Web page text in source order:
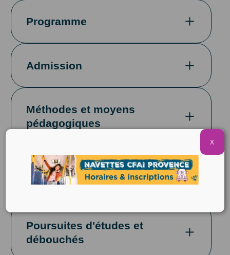
Programme
Admission
Méthodes et moyens
pédagogiques
Modalités d'évaluation et
d'examen
Poursuites d'études et
débouchés
X